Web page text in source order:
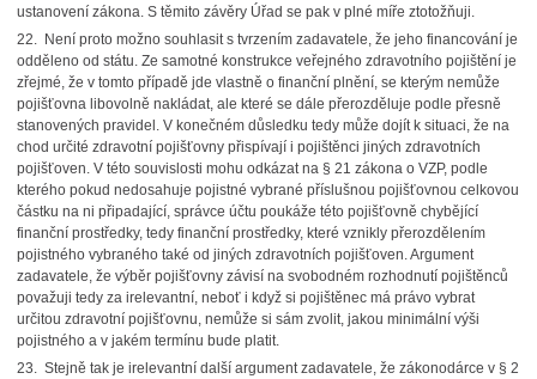
ustanovení zákona. S těmito závěry Úřad se pak v plné míře ztotožňuji.
22. Není proto možno souhlasit s tvrzením zadavatele, že jeho financování je
odděleno od státu. Ze samotné konstrukce veřejného zdravotního pojištění je
zřejmé, že v tomto případě jde vlastně o finanční plnění, se kterým nemůže
pojišťovna libovolně nakládat, ale které se dále přerozděluje podle přesně
stanovených pravidel. V konečném důsledku tedy může dojít k situaci, že na
chod určité zdravotní pojišťovny přispívají i pojištěnci jiných zdravotních
pojišťoven. V této souvislosti mohu odkázat na § 21 zákona o VZP, podle
kterého pokud nedosahuje pojistné vybrané příslušnou pojišťovnou celkovou
částku na ni připadající, správce účtu poukáže této pojišťovně chybějící
finanční prostředky, tedy finanční prostředky, které vznikly přerozdělením
pojistného vybraného také od jiných zdravotních pojišťoven. Argument
zadavatele, že výběr pojišťovny závisí na svobodném rozhodnutí pojištěnců
považuji tedy za irelevantní, neboť i když si pojištěnec má právo vybrat
určitou zdravotní pojišťovnu, nemůže si sám zvolit, jakou minimální výši
pojistného a v jakém termínu bude platit.
23. Stejně tak je irelevantní další argument zadavatele, že zákonodárce v § 2